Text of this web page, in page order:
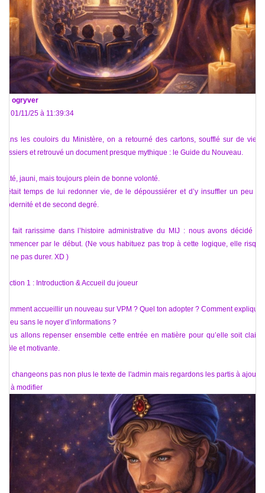
ogryver
Le 01/11/25 à 11:39:34
Dans les couloirs du Ministère, on a retourné des cartons, soufflé sur de vieux
dossiers et retrouvé un document presque mythique : le Guide du Nouveau.
Daté, jauni, mais toujours plein de bonne volonté.
Il était temps de lui redonner vie, de le dépoussiérer et d’y insuffler un peu de
modernité et de second degré.
Et, fait rarissime dans l’histoire administrative du MIJ : nous avons décidé de
commencer par le début. (Ne vous habituez pas trop à cette logique, elle risque
de ne pas durer. XD )
Section 1 : Introduction & Accueil du joueur
Comment accueillir un nouveau sur VPM ? Quel ton adopter ? Comment expliquer
le jeu sans le noyer d’informations ?
Nous allons repenser ensemble cette entrée en matière pour qu’elle soit claire,
drôle et motivante.
Ne changeons pas non plus le texte de l'admin mais regardons les partis à ajouter
ou à modifier